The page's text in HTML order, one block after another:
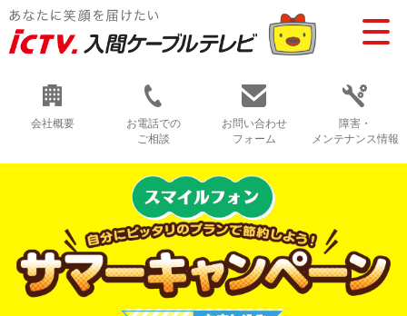
会社概要
お電話での
ご相談
お問い合わせ
フォーム
障害・
メンテナンス情報